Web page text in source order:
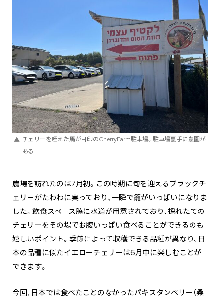
チェリーを咥えた馬が目印のCherryFarm駐車場。駐車場裏手に農園が
ある
農場を訪れたのは7月初。この時期に旬を迎えるブラックチ
ェリーがたわわに実っており、一瞬で籠がいっぱいになりま
した。飲食スペース脇に水道が用意されており、採れたての
チェリーをその場でお腹いっぱい食べることができるのも
嬉しいポイント。季節によって収穫できる品種が異なり、日
本の品種に似たイエローチェリーは6月中に楽しむことが
できます。
今回、日本では食べたことのなかったパキスタンベリー（桑